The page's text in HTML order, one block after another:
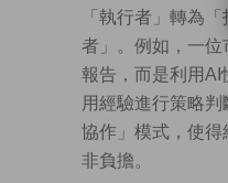
「執行者」轉為
者」。例如，一
報告，而是利用AI
用經驗進行策略
協作」模式，使
非負擔。